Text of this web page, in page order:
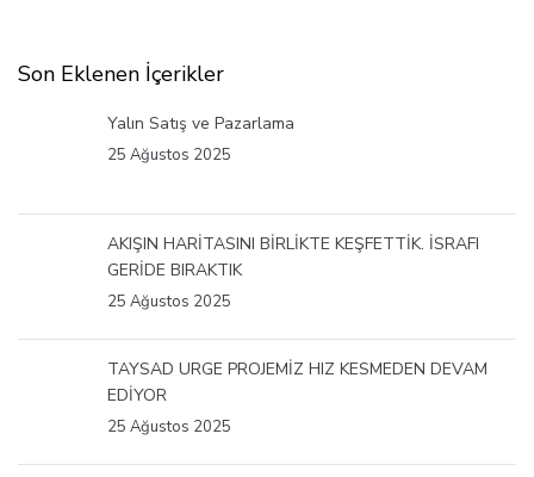
Son Eklenen İçerikler
Yalın Satış ve Pazarlama
25 Ağustos 2025
AKIŞIN HARİTASINI BİRLİKTE KEŞFETTİK. İSRAFI
GERİDE BIRAKTIK
25 Ağustos 2025
TAYSAD URGE PROJEMİZ HIZ KESMEDEN DEVAM
EDİYOR
25 Ağustos 2025